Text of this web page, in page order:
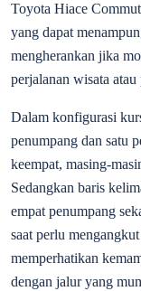
Toyota Hiace
yang dapat
mengherankan jika
perjalanan wisata
Dalam konfigurasi
penumpang dan satu
keempat, masing-
Sedangkan baris
empat penumpang
saat perlu
memperhatikan
dengan jalur yang